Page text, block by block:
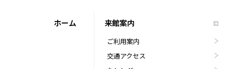
ホーム 来館案内
ご利用案内
交通アクセス